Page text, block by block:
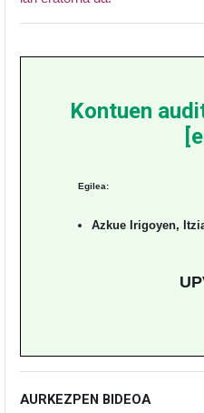
Kontuen
Egilea:
Azkue Irigoyen,
AURKEZPEN BIDEOA